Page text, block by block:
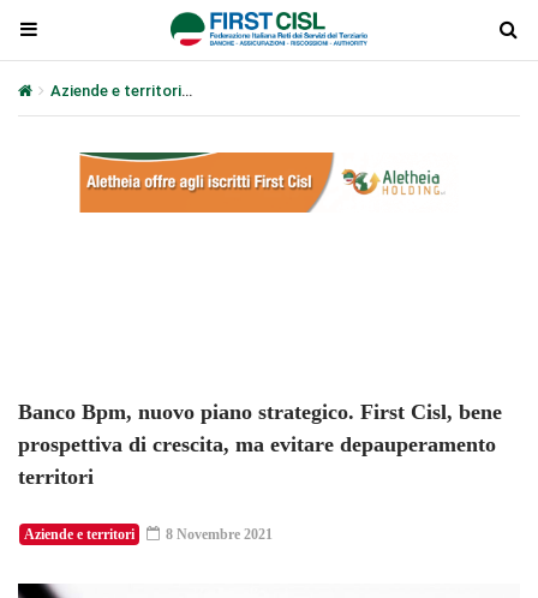
Aziende e territori
Banco Bpm, nuovo piano strategico. First Cisl, bene
prospettiva di crescita, ma evitare depauperamento
territori
Aziende e territori 8 Novembre 2021